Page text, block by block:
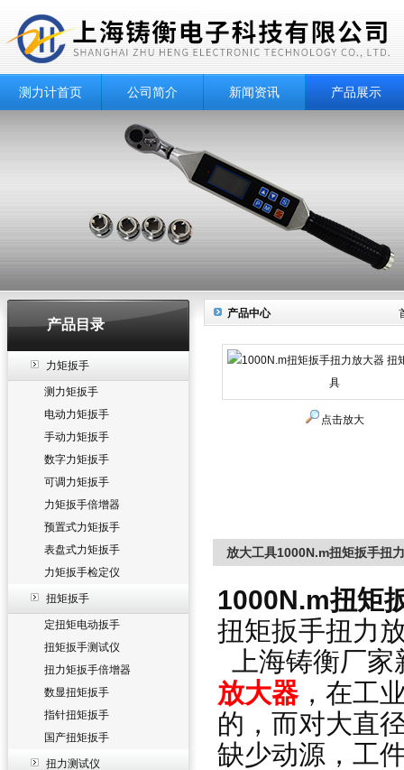
测力计首页 公司简介 新闻资讯 产品展示
产品目录
力矩扳手
测力矩扳手
电动力矩扳手
手动力矩扳手
数字力矩扳手
可调力矩扳手
力矩扳手倍增器
预置式力矩扳手
表盘式力矩扳手
力矩扳手检定仪
扭矩扳手
定扭矩电动扳手
扭矩扳手测试仪
扭力矩扳手倍增器
数显扭矩扳手
指针扭矩扳手
国产扭矩扳手
扭力测试仪
产品中心
点击放大
放大工具1000N.m扭矩扳手扭
1000N.m扭矩
扭矩扳手扭力
上海铸衡厂家
放大器，在工
的，而对大直
缺少动源，工